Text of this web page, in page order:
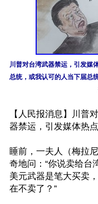
川普对台湾武器禁运，引发媒
总统，或我认可的人当下届总
【人民报消息】川普
器禁运，引发媒体热点
睡前，一夫人（梅拉
奇地问：“你说卖给台
美元武器是笔大买卖
在不卖了？”